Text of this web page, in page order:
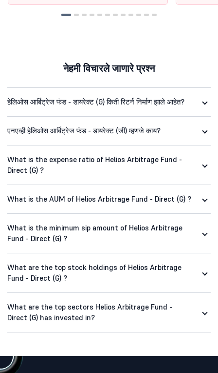
नेहमी विचारले जाणारे प्रश्न
हेलिओस आर्बिट्रेज फंड - डायरेक्ट (G) किती रिटर्न निर्माण झाले आहेत?
एनएव्ही हेलिओस आर्बिट्रेज फंड - डायरेक्ट (जी) म्हणजे काय?
What is the expense ratio of Helios Arbitrage Fund -
Direct (G) ?
What is the AUM of Helios Arbitrage Fund - Direct (G) ?
What is the minimum sip amount of Helios Arbitrage
Fund - Direct (G) ?
What are the top stock holdings of Helios Arbitrage
Fund - Direct (G) ?
What are the top sectors Helios Arbitrage Fund -
Direct (G) has invested in?